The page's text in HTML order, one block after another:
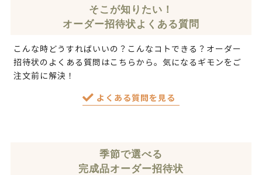
そこが知りたい！
オーダー招待状よくある質問
こんな時どうすればいいの？こんなコトできる？オーダー
招待状の よくある質問はこちらから。気になるギモンをご
注文前に解決！
よくある質問を見る
季節で選べる
完成品オーダー招待状